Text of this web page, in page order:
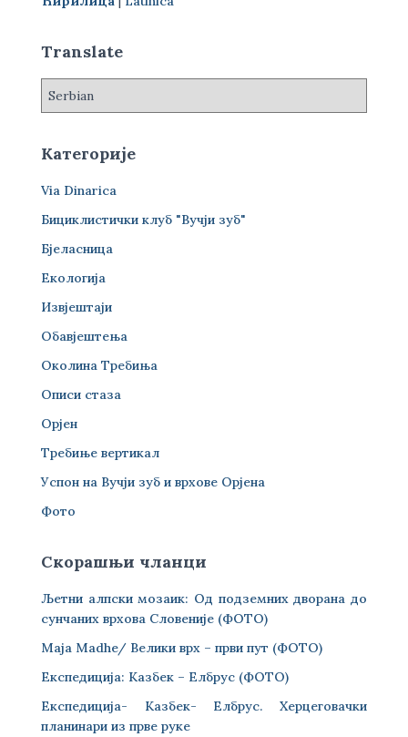
а
а
Translate
Категорије
Via Dinarica
Бициклистички клуб "Вучји зуб"
Бјеласница
Екологија
Извјештаји
Обавјештења
Околина Требиња
Описи стаза
Орјен
Требиње вертикал
Успон на Вучји зуб и врхове Орјена
Фото
Скорашњи чланци
Љетни алпски мозаик: Од подземних дворана до
сунчаних врхова Словеније (ФОТО)
Maja Madhe/ Велики врх – први пут (ФОТО)
Експедиција: Казбек – Елбрус (ФОТО)
Експедиција- Казбек- Елбрус. Херцеговачки
планинари из прве руке